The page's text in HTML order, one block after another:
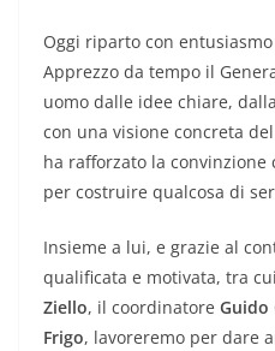
Oggi riparto con
Apprezzo da tempo il
uomo dalle idee chiare,
con una visione concreta
ha rafforzato la convinzione
per costruire qualcosa di
Insieme a lui, e grazie al
qualificata e motivata, tra
Ziello, il coordinatore Guido
Frigo, lavoreremo per dare